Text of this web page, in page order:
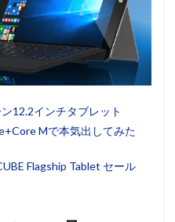
12.2インチタブレット
Mで本気出してみた
Flagship Tablet セール